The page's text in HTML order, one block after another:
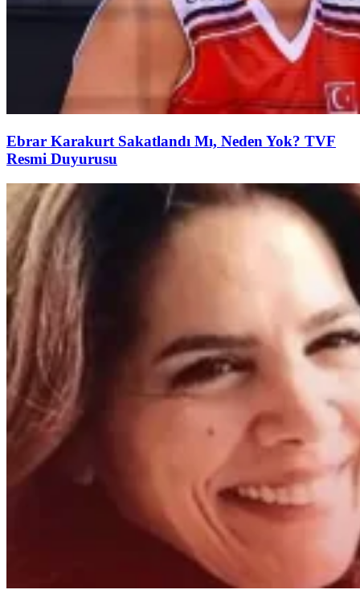
Ebrar Karakurt Sakatlandı Mı, Neden Yok? TVF
Resmi Duyurusu